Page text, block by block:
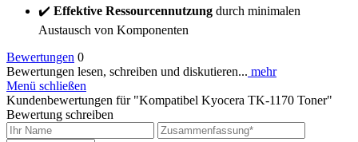
✔️ Effektive Ressourcennutzung durch minimalen
Austausch von Komponenten
Bewertungen 0
Bewertungen lesen, schreiben und diskutieren... mehr
Menü schließen
Kundenbewertungen für "Kompatibel Kyocera TK-1170 Toner"
Bewertung schreiben